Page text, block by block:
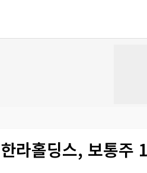
한라홀딩스, 보통주